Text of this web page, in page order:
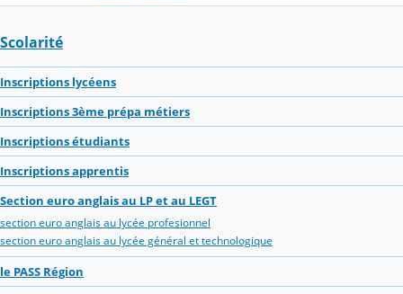
Scolarité
Inscriptions lycéens
Inscriptions 3ème prépa métiers
Inscriptions étudiants
Inscriptions apprentis
Section euro anglais au LP et au LEGT
section euro anglais au lycée profesionnel
section euro anglais au lycée général et technologique
le PASS Région